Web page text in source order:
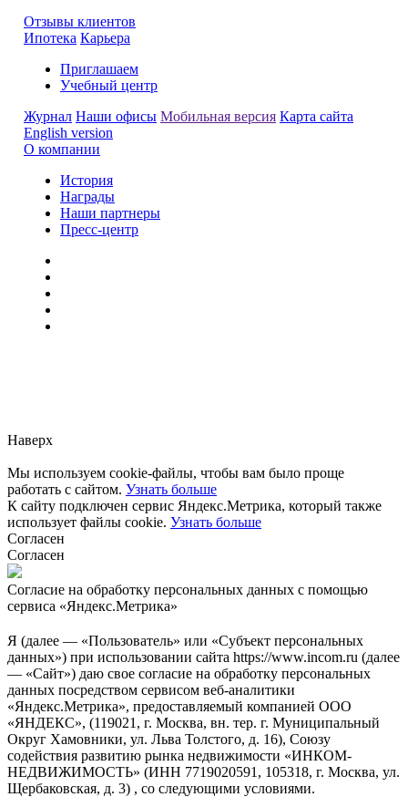
Отзывы клиентов
Ипотека Карьера
Приглашаем
Учебный центр
Журнал Наши офисы Мобильная версия Карта сайта
English version
О компании
История
Награды
Наши партнеры
Пресс-центр
Наверх
Мы используем cookie-файлы, чтобы вам было проще
работать с сайтом. Узнать больше
К сайту подключен сервис Яндекс.Метрика, который также
использует файлы cookie. Узнать больше
Согласен
Согласен
Согласие на обработку персональных данных с помощью
сервиса «Яндекс.Метрика»
Я (далее — «Пользователь» или «Субъект персональных
данных») при использовании сайта https://www.incom.ru (далее
— «Сайт») даю свое согласие на обработку персональных
данных посредством сервисом веб-аналитики
«Яндекс.Метрика», предоставляемый компанией ООО
«ЯНДЕКС», (119021, г. Москва, вн. тер. г. Муниципальный
Округ Хамовники, ул. Льва Толстого, д. 16), Союзу
содействия развитию рынка недвижимости «ИНКОМ-
НЕДВИЖИМОСТЬ» (ИНН 7719020591, 105318, г. Москва, ул.
Щербаковская, д. 3) , со следующими условиями.